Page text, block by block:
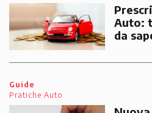
Auto:
da
Guide
Pratiche Auto